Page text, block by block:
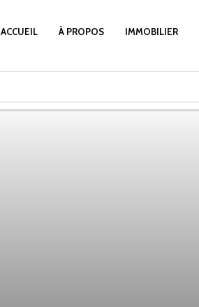
ACCUEIL À PROPOS IMMOBILIER